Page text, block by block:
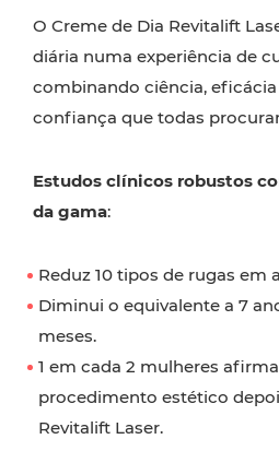
O Creme de Dia Revitalift
diária numa experiência de
combinando ciência,
confiança que todas
Estudos clínicos robustos
da gama:
Reduz 10 tipos de rugas em
Diminui o equivalente a 7
meses.
1 em cada 2 mulheres
procedimento estético
Revitalift Laser.